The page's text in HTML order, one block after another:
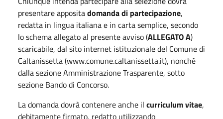
presentare appositadomanda di partecipazione,
redatta in lingua italiana e in carta semplice, secondo
lo schema allegato al presente avviso (ALLEGATO A)
scaricabile, dal sito internet istituzionale del Comune di
Caltanissetta (www.comune.caltanissetta.it), nonché
dalla sezione Amministrazione Trasparente, sotto
sezione Bando di Concorso.
La domanda dovrà contenere anche il curriculum vitae,
debitamente firmato, redatto utilizzando